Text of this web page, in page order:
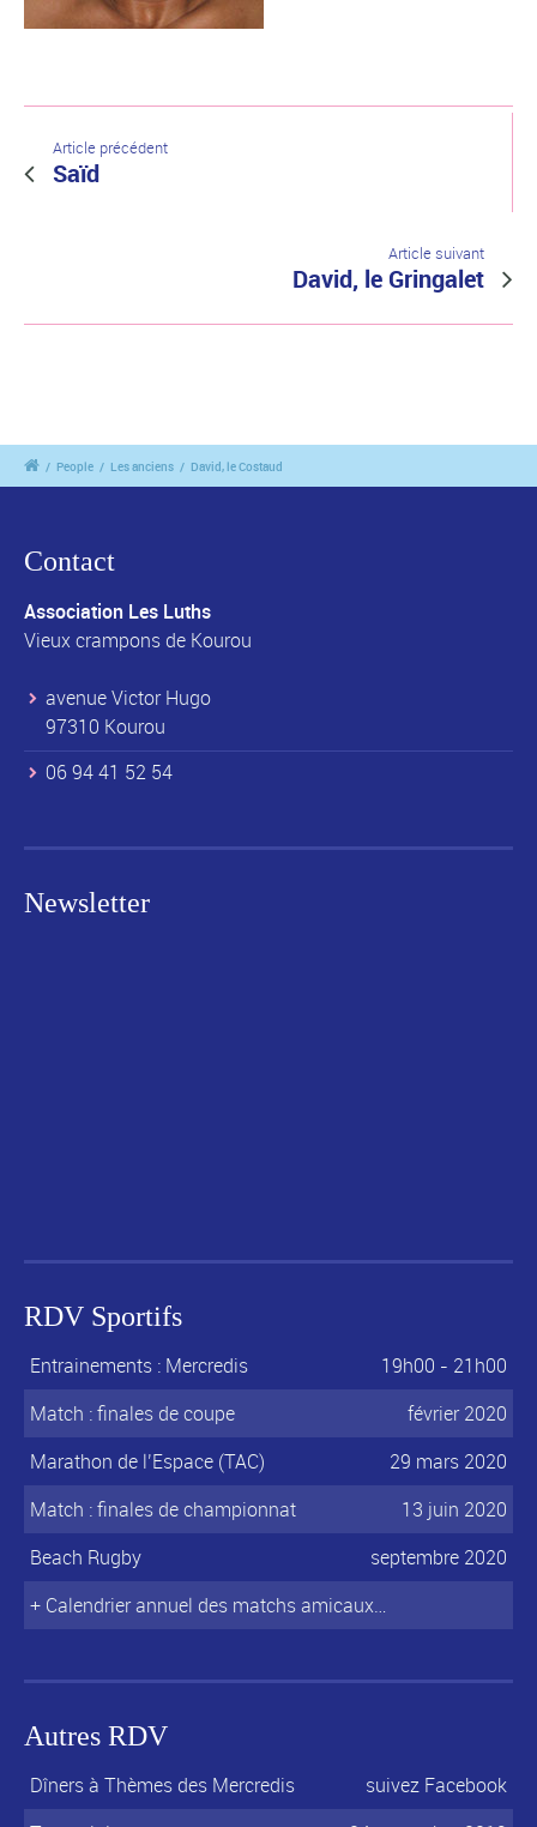
Article précédent
Saïd
Article suivant
David, le Gringalet
/ People / Les anciens / David, le Costaud
Contact
Association Les Luths
Vieux crampons de Kourou
avenue Victor Hugo
97310 Kourou
06 94 41 52 54
Newsletter
RDV Sportifs
Entrainements : Mercredis
19h00 - 21h00
Match : finales de coupe
février 2020
Marathon de l’Espace (TAC)
29 mars 2020
Match : finales de championnat
13 juin 2020
Beach Rugby
septembre 2020
+ Calendrier annuel des matchs amicaux…
Autres RDV
Dîners à Thèmes des Mercredis
suivez Facebook